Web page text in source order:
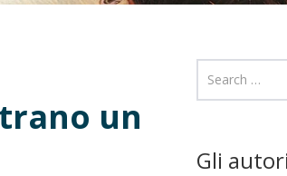
un
Gli autori